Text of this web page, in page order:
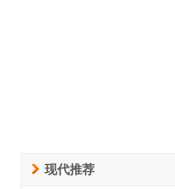
现代推荐